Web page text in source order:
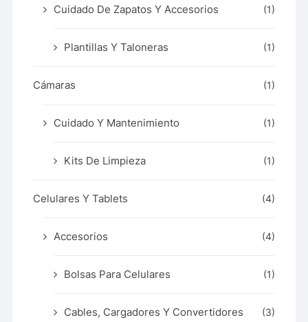
Cuidado De Zapatos Y Accesorios (1)
Plantillas Y Taloneras (1)
Cámaras (1)
Cuidado Y Mantenimiento (1)
Kits De Limpieza (1)
Celulares Y Tablets (4)
Accesorios (4)
Bolsas Para Celulares (1)
Cables, Cargadores Y Convertidores (3)